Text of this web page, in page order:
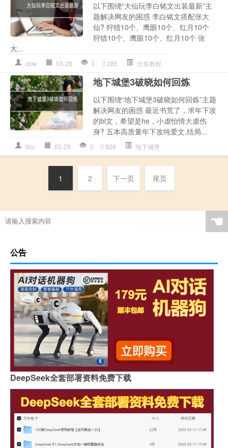
以下围绕“大仙玩李白铭文出装最新”主
题解决网友的困惑 李白铭文搭配张大
仙? 狩猎10个、鹰眼10个、红月10个
狩猎10个、鹰眼10个、红月10个 张
大...
dxw 03-28 0 285 出装教程
地下城堡3破晓如何回炼
以下围绕“地下城堡3破晓如何回炼”主题
解决网友的困惑 最近书荒了，求年下攻
的bl文，希望是he，小虐怡情大虐伤
身? 五本高质量年下攻纯爱文,结局...
dxc 03-28 0 828 地下城堡
1 2 下一页 尾页
☚
公告
DeepSeek全套部署资料免费下载